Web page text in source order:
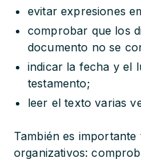
evitar expresiones
comprobar que los
documento no se
indicar la fecha y el
testamento;
leer el texto varias
También es
organizativos: